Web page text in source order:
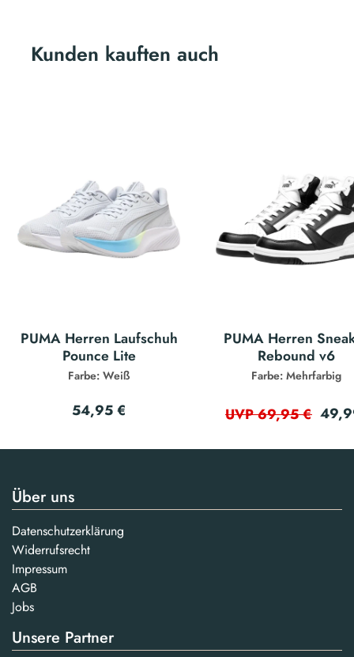
Kunden kauften auch
PUMA Herren Laufschuh
Pounce Lite
Farbe: Weiß
54,95 €
PUMA Herren
Rebound v6
Farbe: Mehrfarbig
UVP 69,95 €
Über uns
Datenschutzerklärung
Widerrufsrecht
Impressum
AGB
Jobs
Unsere Partner